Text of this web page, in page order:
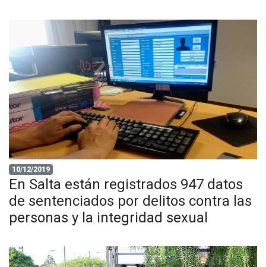
10/12/2019
En Salta están registrados 947 datos
de sentenciados por delitos contra las
personas y la integridad sexual